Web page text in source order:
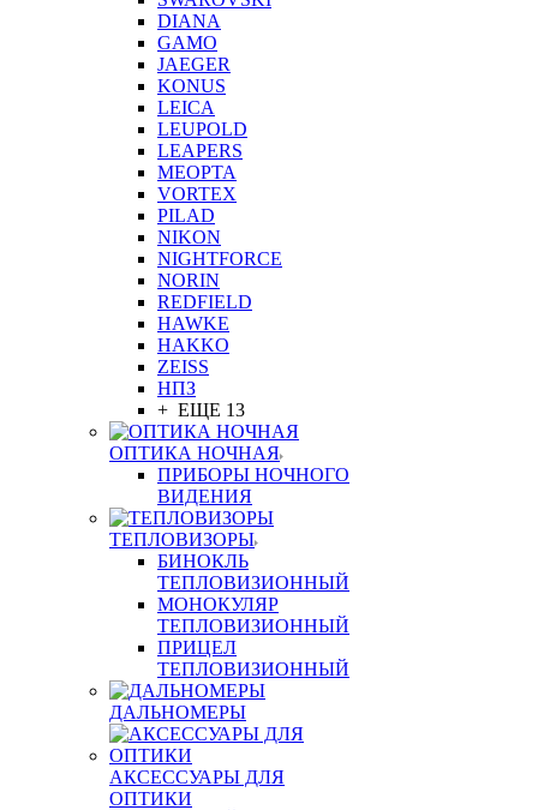
DIANA
GAMO
JAEGER
KONUS
LEICA
LEUPOLD
LEAPERS
MEOPTA
VORTEX
PILAD
NIKON
NIGHTFORCE
NORIN
REDFIELD
HAWKE
HAKKO
ZEISS
НПЗ
+ ЕЩЕ 13
ОПТИКА НОЧНАЯ
ПРИБОРЫ НОЧНОГО
ВИДЕНИЯ
ТЕПЛОВИЗОРЫ
БИНОКЛЬ
ТЕПЛОВИЗИОННЫЙ
МОНОКУЛЯР
ТЕПЛОВИЗИОННЫЙ
ПРИЦЕЛ
ТЕПЛОВИЗИОННЫЙ
ДАЛЬНОМЕРЫ
АКСЕССУАРЫ ДЛЯ
ОПТИКИ